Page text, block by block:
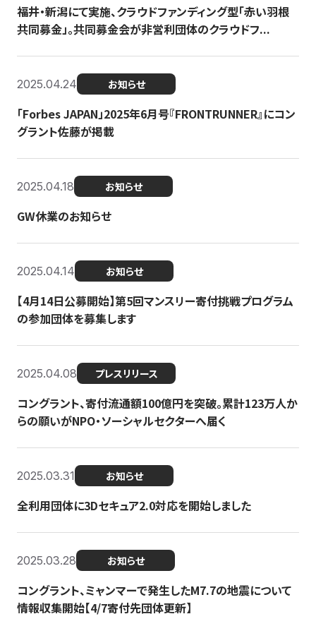
福井・新潟にて実施、クラウドファンディング型「赤い羽根
共同募金」。共同募金会が非営利団体のクラウドフ...
2025.04.24 お知らせ
「Forbes JAPAN」2025年6月号『FRONTRUNNER』にコン
グラント佐藤が掲載
2025.04.18 お知らせ
GW休業のお知らせ
2025.04.14 お知らせ
【4月14日公募開始】第5回マンスリー寄付挑戦プログラム
の参加団体を募集します
2025.04.08 プレスリリース
コングラント、寄付流通額100億円を突破。累計123万人か
らの願いがNPO・ソーシャルセクターへ届く
2025.03.31 お知らせ
全利用団体に3Dセキュア2.0対応を開始しました
2025.03.28 お知らせ
コングラント、ミャンマーで発生したM7.7の地震について
情報収集開始【4/7寄付先団体更新】